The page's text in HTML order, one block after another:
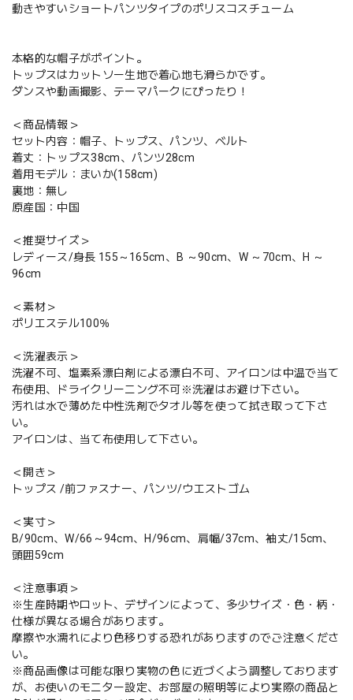
動きやすいショートパンツタイプのポリスコスチューム
本格的な帽子がポイント。
トップスはカットソー生地で着心地も滑らかです。
ダンスや動画撮影、テーマパークにぴったり！
＜商品情報＞
セット内容：帽子、トップス、パンツ、ベルト
着丈：トップス38cm、パンツ28cm
着用モデル：まいか(158cm)
裏地：無し
原産国：中国
＜推奨サイズ＞
レディース/身長 155～165cm、B ～90cm、W ～70cm、H ～
96cm
＜素材＞
ポリエステル100％
＜洗濯表示＞
洗濯不可、塩素系漂白剤による漂白不可、アイロンは中温で当て
布使用、ドライクリーニング不可※洗濯はお避け下さい。
汚れは水で薄めた中性洗剤でタオル等を使って拭き取って下さ
い。
アイロンは、当て布使用して下さい。
＜開き＞
トップス /前ファスナー、パンツ/ウエストゴム
＜実寸＞
B/90cm、W/66～94cm、H/96cm、肩幅/37cm、袖丈/15cm、
頭囲59cm
＜注意事項＞
※生産時期やロット、デザインによって、多少サイズ・色・柄・
仕様が異なる場合があります。
摩擦や水濡れにより色移りする恐れがありますのでご注意くださ
い。
※商品画像は可能な限り実物の色に近づくよう調整しております
が、お使いのモニター設定、お部屋の照明等により実際の商品と